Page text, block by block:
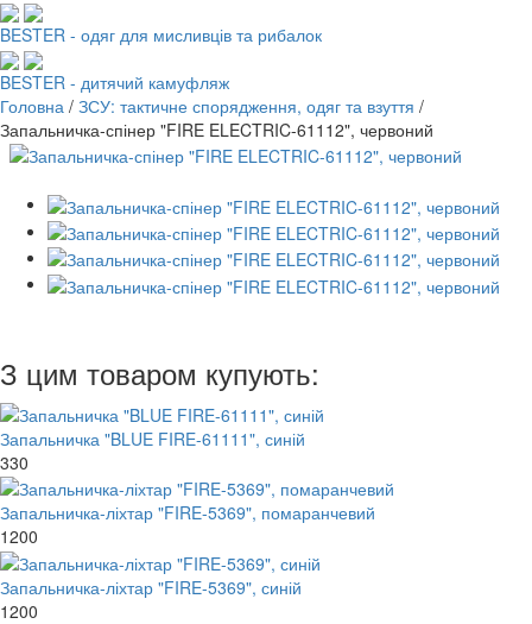
BESTER - одяг для мисливців та рибалок
BESTER - дитячий камуфляж
Головна / ЗСУ: тактичне спорядження, одяг та взуття /
Запальничка-спінер "FIRE ELECTRIC-61112", червоний
З цим товаром купують:
Запальничка "BLUE FIRE-61111", синій
330
Запальничка-ліхтар "FIRE-5369", помаранчевий
1200
Запальничка-ліхтар "FIRE-5369", синій
1200